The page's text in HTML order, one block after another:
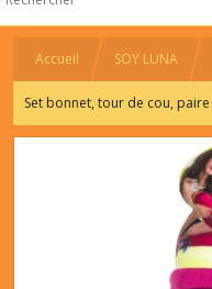
Accueil SOY LUNA
Set bonnet, tour de cou, paire